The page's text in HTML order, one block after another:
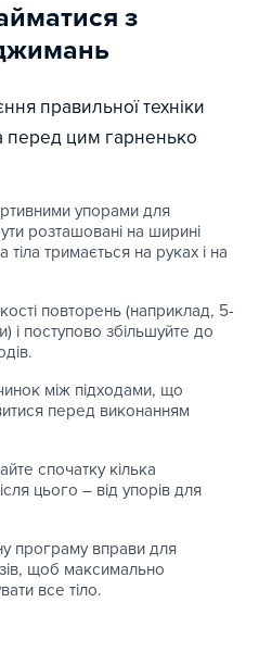
з
правильної техніки
перед цим гарненько
упорами для
розташовані на ширині
тіла тримається на руках і на
повторень (наприклад, 5-
і поступово збільшуйте до
між підходами, що
перед виконанням
спочатку кілька
цього – від упорів для
програму вправи для
щоб максимально
все тіло.